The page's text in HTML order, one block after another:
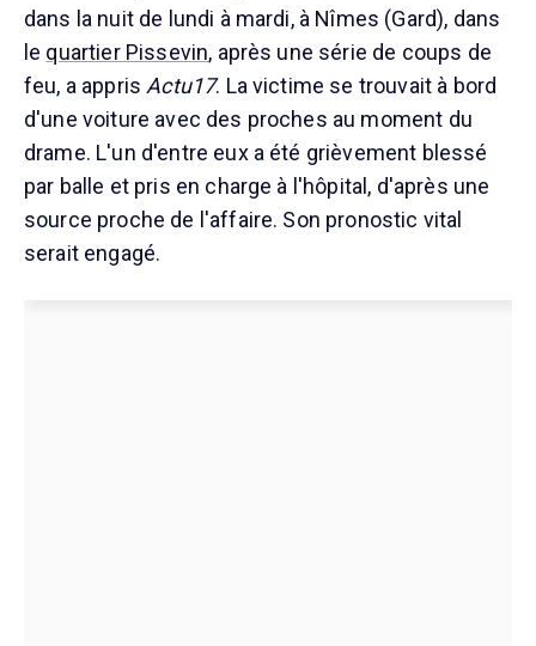
dans la nuit de lundi à mardi, à Nîmes (Gard), dans
le quartier Pissevin, après une série de coups de
feu, a apprisActu17. La victime se trouvait à bord
d'une voiture avec des proches au moment du
drame. L'un d'entre eux a été grièvement blessé
par balle et pris en charge à l'hôpital, d'après une
source proche de l'affaire. Son pronostic vital
serait engagé.